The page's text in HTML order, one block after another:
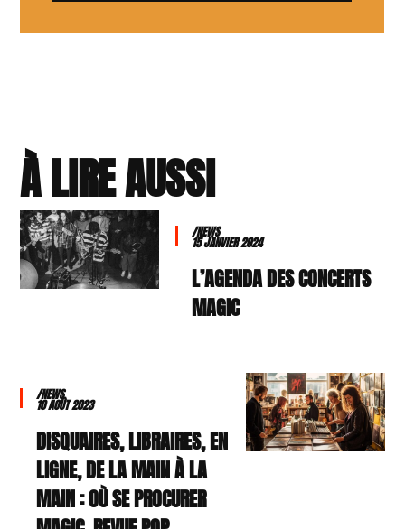
À LIRE AUSSI
/NEWS
15 JANVIER 2024
L’AGENDA DES CONCERTS
MAGIC
/NEWS
10 AOÛT 2023
DISQUAIRES, LIBRAIRES, EN
LIGNE, DE LA MAIN À LA
MAIN : OÙ SE PROCURER